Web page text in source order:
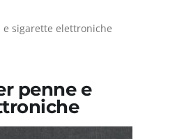
sigarette elettroniche
penne e